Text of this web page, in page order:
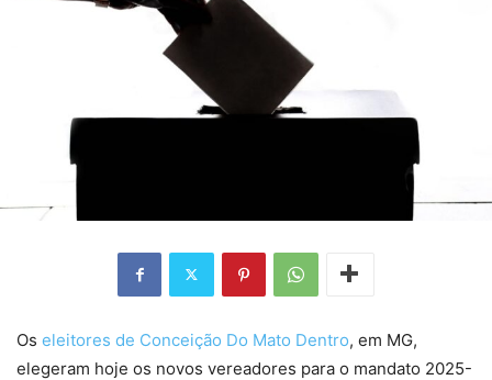
Os eleitores de Conceição Do Mato Dentro, em MG,
elegeram hoje os novos vereadores para o mandato 2025-